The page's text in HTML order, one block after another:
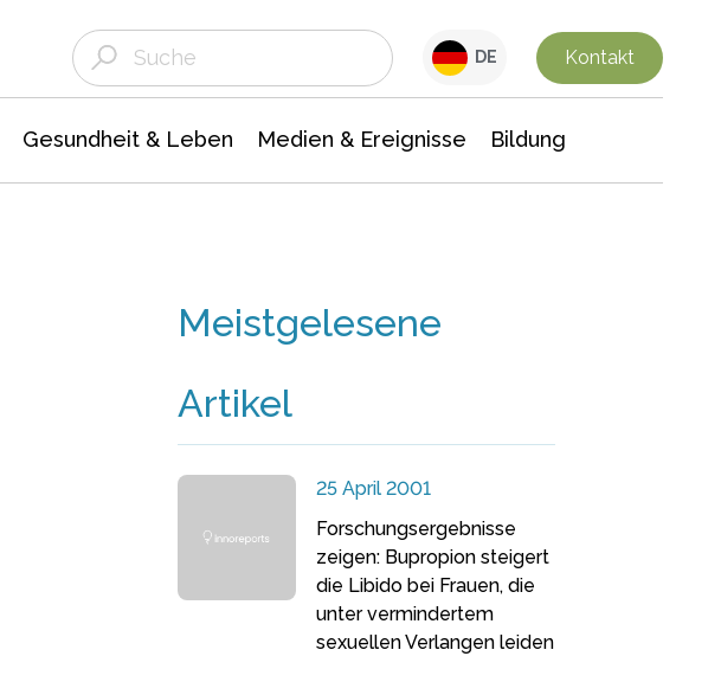
DE Kontakt
Gesundheit & Leben Medien & Ereignisse Bildung
Meistgelesene
Artikel
25 April 2001
Forschungsergebnisse
zeigen: Bupropion steigert
die Libido bei Frauen, die
unter vermindertem
sexuellen Verlangen leiden